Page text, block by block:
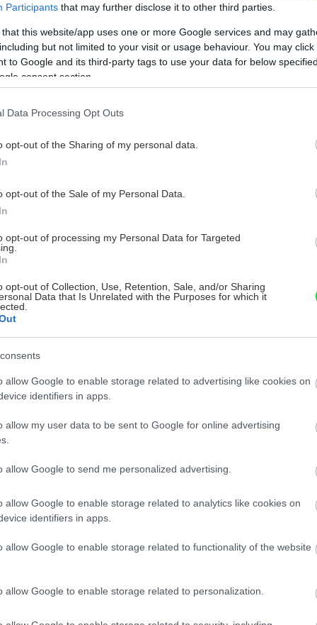
Participants that may further disclose it to other third parties.
that this website/app uses one or more Google services and may
but not limited to your visit or usage behaviour. You may
to Google and its third-party tags to use your data for below
consent section.
Data Processing Opt Outs
opt-out of the Sharing of my personal data.
opt-out of the Sale of my Personal Data.
opt-out of processing my Personal Data for Targeted
opt-out of Collection, Use, Retention, Sale, and/or Sharing
Data that Is Unrelated with the Purposes for which it
allow Google to enable storage related to advertising like cookies on
identifiers in apps.
allow my user data to be sent to Google for online advertising
allow Google to send me personalized advertising.
allow Google to enable storage related to analytics like cookies on
identifiers in apps.
allow Google to enable storage related to functionality of the website
allow Google to enable storage related to personalization.
varianty malej terasy za rodinným
to – malý kúsok zeme medzi domom a
plotom, ktorý sa časom mení na skládku
„nič“. Čo s ním?
apríla 2014
obyčajná
obyčajná je plný, guľatý okrasný ker s
kvetmi. Ľahko sa udržiava.
novembra 2011
skalná
ihličnatá drevina stĺpovitého vzrastu so
ihličím.